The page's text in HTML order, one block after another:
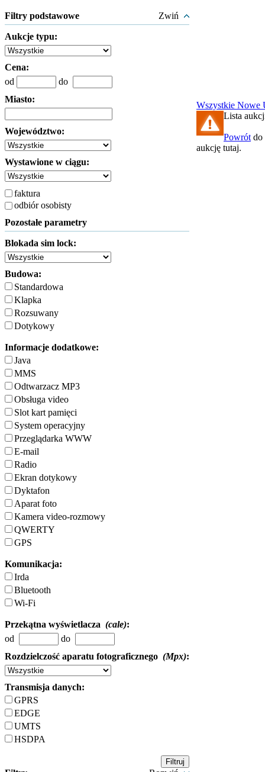
Filtry podstawowe Zwiń
Aukcje typu:
Cena:
od
do
Miasto:
Województwo:
Wystawione w ciągu:
faktura
odbiór osobisty
Pozostałe parametry
Blokada sim lock:
Budowa:
Standardowa
Klapka
Rozsuwany
Dotykowy
Informacje dodatkowe:
Java
MMS
Odtwarzacz MP3
Obsługa video
Slot kart pamięci
System operacyjny
Przeglądarka WWW
E-mail
Radio
Ekran dotykowy
Dyktafon
Aparat foto
Kamera video-rozmowy
QWERTY
GPS
Komunikacja:
Irda
Bluetooth
Wi-Fi
Przekątna wyświetlacza (cale):
od
do
Rozdzielczość aparatu fotograficznego (Mpx):
Transmisja danych:
GPRS
EDGE
UMTS
HSDPA
Wszystkie Nowe
Lista
Powrót do
aukcję tutaj.